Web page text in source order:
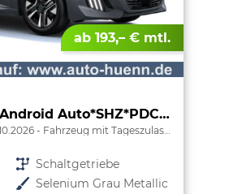
ab 193,– € mtl.
Allure Turbo 100 PS Android Auto*SHZ*PDC v/h*Klimaauto*Tempomat*
Fahrzeug mit Tageszulassung
Getriebe Schaltgetriebe
Außenfarbe Selenium Grau Metallic